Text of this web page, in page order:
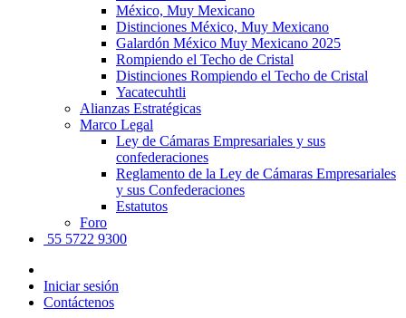
México, Muy Mexicano
Distinciones México, Muy Mexicano
Galardón México Muy Mexicano 2025
Rompiendo el Techo de Cristal
Distinciones Rompiendo el Techo de Cristal
Yacatecuhtli
Alianzas Estratégicas
Marco Legal
Ley de Cámaras Empresariales y sus
confederaciones
Reglamento de la Ley de Cámaras Empresariales
y sus Confederaciones
Estatutos
Foro
55 5722 9300
Iniciar sesión
Contáctenos